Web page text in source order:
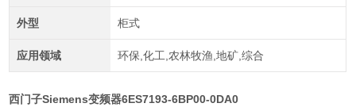
外型 柜式
应用领域 环保,化工,农林牧渔,地矿,综合
西门子Siemens变频器6ES7193-6BP00-0DA0